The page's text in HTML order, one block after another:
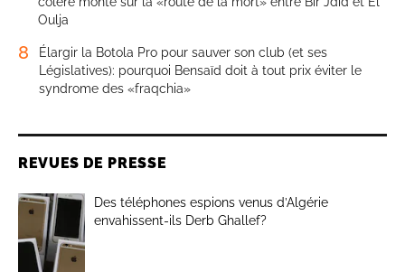
Oulja
8
Élargir la Botola Pro pour sauver son club (et ses
Législatives): pourquoi Bensaïd doit à tout prix éviter le
syndrome des «fraqchia»
REVUES DE PRESSE
Des téléphones espions venus d’Algérie
envahissent-ils Derb Ghallef?